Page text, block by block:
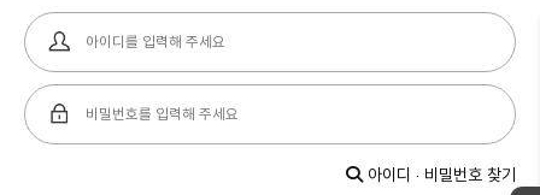
아이디 · 비밀번호 찾기